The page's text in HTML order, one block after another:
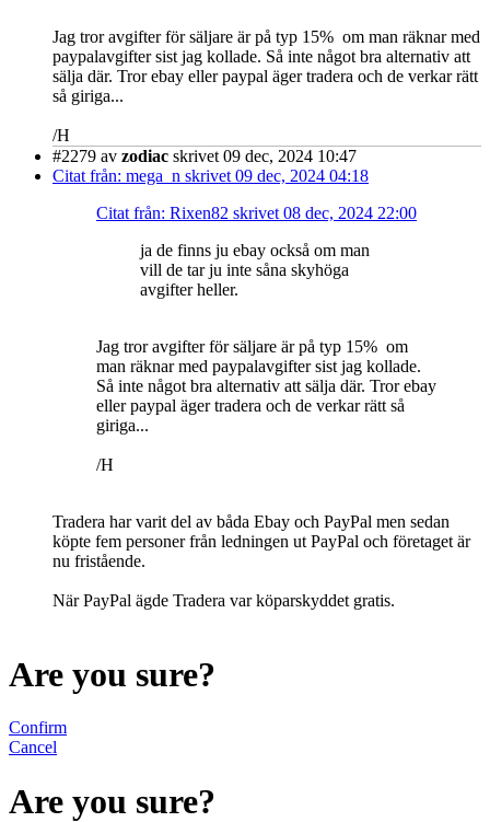
Jag tror avgifter för säljare är på typ 15% om man räknar med
paypalavgifter sist jag kollade. Så inte något bra alternativ att
sälja där. Tror ebay eller paypal äger tradera och de verkar rätt
så giriga...
/H
#2279 av zodiac skrivet 09 dec, 2024 10:47
Citat från: mega_n skrivet 09 dec, 2024 04:18
Citat från: Rixen82 skrivet 08 dec, 2024 22:00
ja de finns ju ebay också om man
vill de tar ju inte såna skyhöga
avgifter heller.
Jag tror avgifter för säljare är på typ 15% om
man räknar med paypalavgifter sist jag kollade.
Så inte något bra alternativ att sälja där. Tror ebay
eller paypal äger tradera och de verkar rätt så
giriga...
/H
Tradera har varit del av båda Ebay och PayPal men sedan
köpte fem personer från ledningen ut PayPal och företaget är
nu fristående.
När PayPal ägde Tradera var köparskyddet gratis.
Are you sure?
Confirm
Cancel
Are you sure?